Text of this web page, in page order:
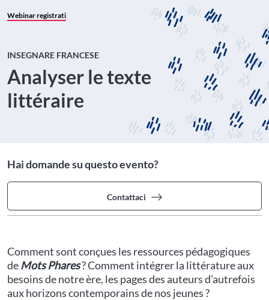
Webinar registrati
INSEGNARE FRANCESE
Analyser le texte
littéraire
Hai domande su questo evento?
Contattaci
Comment sont conçues les ressources pédagogiques
deMots Phares? Comment intégrer la littérature aux
besoins de notre ère, les pages des auteurs d’autrefois
aux horizons contemporains de nos jeunes ?